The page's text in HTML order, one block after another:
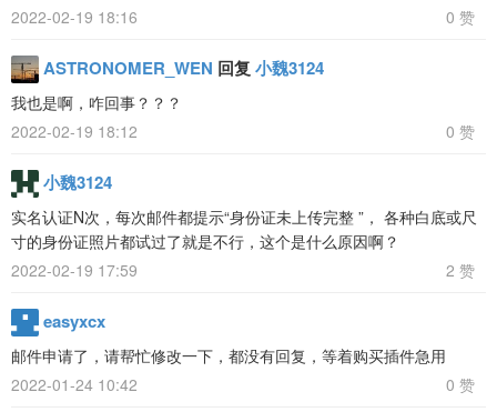
2022-02-19 18:16
0 赞
ASTRONOMER_WEN 回复 小魏3124
我也是啊，咋回事？？？
2022-02-19 18:12
0 赞
小魏3124
实名认证N次，每次邮件都提示“身份证未上传完整 ”， 各种白底或尺
寸的身份证照片都试过了就是不行，这个是什么原因啊？
2022-02-19 17:59
2 赞
easyxcx
邮件申请了，请帮忙修改一下，都没有回复，等着购买插件急用
2022-01-24 10:42
0 赞